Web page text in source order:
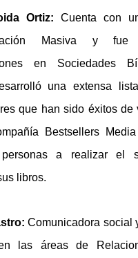
Ortiz: Cuenta con
Masiva y fue
en Sociedades
una extensa
que han sido éxitos de
Bestsellers
personas a realizar el
libros.
Comunicadora social
las áreas de